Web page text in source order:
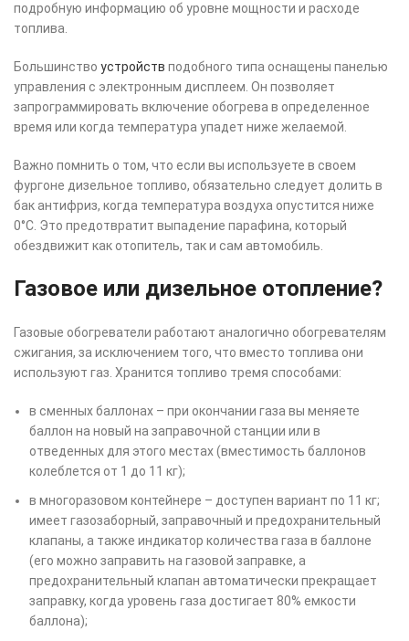
подробную информацию об уровне мощности и расходе
топлива.
Большинство устройств подобного типа оснащены панелью
управления с электронным дисплеем. Он позволяет
запрограммировать включение обогрева в определенное
время или когда температура упадет ниже желаемой.
Важно помнить о том, что если вы используете в своем
фургоне дизельное топливо, обязательно следует долить в
бак антифриз, когда температура воздуха опустится ниже
0°С. Это предотвратит выпадение парафина, который
обездвижит как отопитель, так и сам автомобиль.
Газовое или дизельное отопление?
Газовые обогреватели работают аналогично обогревателям
сжигания, за исключением того, что вместо топлива они
используют газ. Хранится топливо тремя способами:
в сменных баллонах – при окончании газа вы меняете
баллон на новый на заправочной станции или в
отведенных для этого местах (вместимость баллонов
колеблется от 1 до 11 кг);
в многоразовом контейнере – доступен вариант по 11 кг;
имеет газозаборный, заправочный и предохранительный
клапаны, а также индикатор количества газа в баллоне
(его можно заправить на газовой заправке, а
предохранительный клапан автоматически прекращает
заправку, когда уровень газа достигает 80% емкости
баллона);